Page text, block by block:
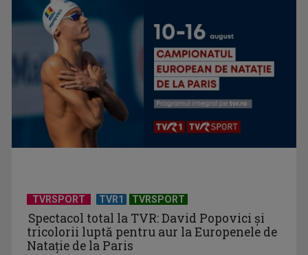
Universitatea de Vară, la Băile Tușnad | VIDEO
TVRSPORT TVR1 TVRSPORT
Spectacol total la TVR: David Popovici și
tricolorii luptă pentru aur la Europenele de
Natație de la Paris